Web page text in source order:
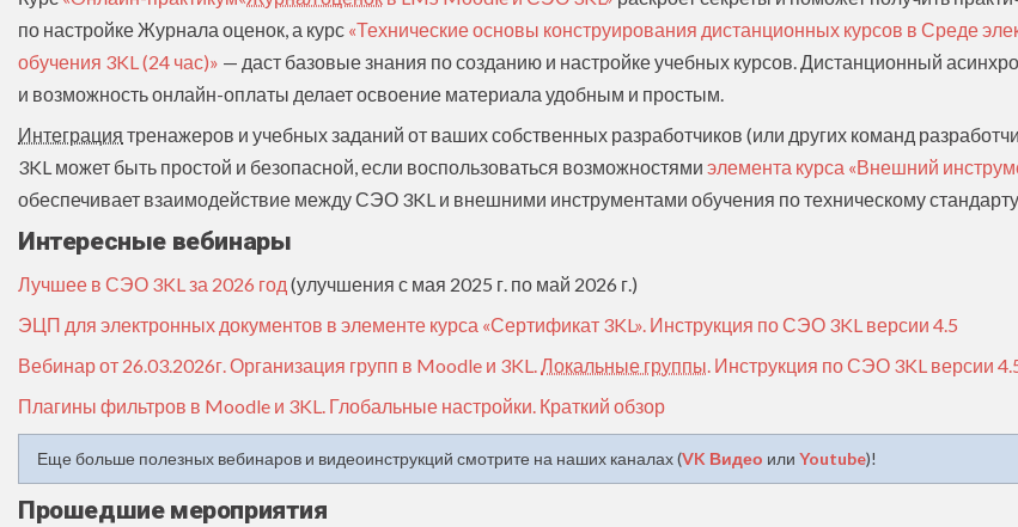
по настройке Журнала оценок, а курс «Технические основы конструирования дистанционных курсов в Среде
обучения 3KL (24 час)» — даст базовые знания по созданию и настройке учебных курсов. Дистанционный
и возможность онлайн-оплаты делает освоение материала удобным и простым.
Интеграция тренажеров и учебных заданий от ваших собственных разработчиков (или других команд
3KL может быть простой и безопасной, если воспользоваться возможностями элемента курса «Внешний
обеспечивает взаимодействие между СЭО 3KL и внешними инструментами обучения по техническому стандарту
Интересные вебинары
Лучшее в СЭО 3KL за 2026 год (улучшения с мая 2025 г. по май 2026 г.)
ЭЦП для электронных документов в элементе курса «Сертификат 3KL». Инструкция по СЭО 3KL версии 4.5
Вебинар от 26.03.2026г. Организация групп в Moodle и 3KL.Локальные группы. Инструкция по СЭО 3KL версии
Плагины фильтров в Moodle и 3KL. Глобальные настройки. Краткий обзор
Еще больше полезных вебинаров и видеоинструкций смотрите на наших каналах (VK Видео или Youtube)!
Прошедшие мероприятия